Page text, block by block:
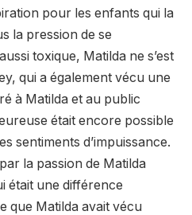
pour les enfants qui la
la pression de se
toxique, Matilda ne s’est
qui a également vécu une
à Matilda et au public
était encore possible
sentiments d’impuissance.
la passion de Matilda
était une différence
que Matilda avait vécu